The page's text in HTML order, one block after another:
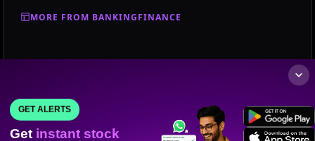
MORE FROM BANKINGFINANCE
GET ALERTS
Get instant stock